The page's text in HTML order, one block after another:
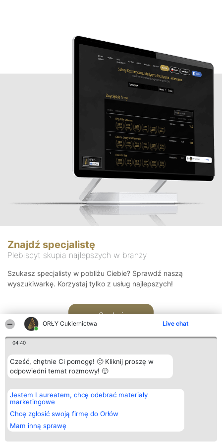
ORŁY Cukiernictwa Live chat
04:40
Cześć, chętnie Ci pomogę! 🙂 Kliknij proszę w
odpowiedni temat rozmowy! 🙂
Jestem Laureatem, chcę odebrać materiały
marketingowe
Chcę zgłosić swoją firmę do Orłów
Mam inną sprawę
Znajdź specjalistę
Plebiscyt skupia najlepszych w branży
Szukasz specjalisty w pobliżu Ciebie? Sprawdź naszą
wyszukiwarkę. Korzystaj tylko z usług najlepszych!
Szukaj
Organizator plebiscytu
Bright Side Solutions sp. z o.
o. sp. k.
ul. Ruska 22
Wrocław 50-079
KRS 0000749100 | Regon
381313360 | NIP 8943132676
Plebiscyt
Laureaci
wszystkich
Laureatów
Regulamin
Kontakt
Kontakt